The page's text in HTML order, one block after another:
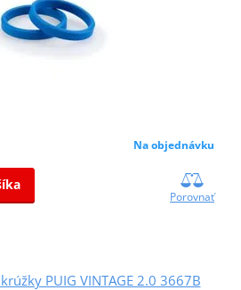
Na objednávku
Porovnať
PUIG VINTAGE 2.0 3667B